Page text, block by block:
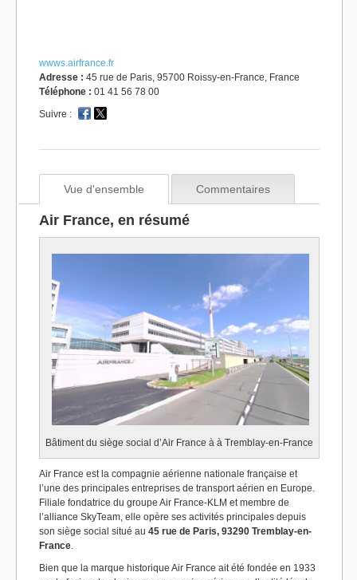
wwws.airfrance.fr
Adresse : 45 rue de Paris, 95700 Roissy-en-France, France
Téléphone : 01 41 56 78 00
Suivre :
Vue d'ensemble Commentaires
Air France, en résumé
Bâtiment du siège social d’Air France à à Tremblay-en-France
Air France est la compagnie aérienne nationale française et
l’une des principales entreprises de transport aérien en Europe.
Filiale fondatrice du groupe Air France-KLM et membre de
l’alliance SkyTeam, elle opère ses activités principales depuis
son siège social situé au 45 rue de Paris, 93290 Tremblay-en-
France.
Bien que la marque historique Air France ait été fondée en 1933